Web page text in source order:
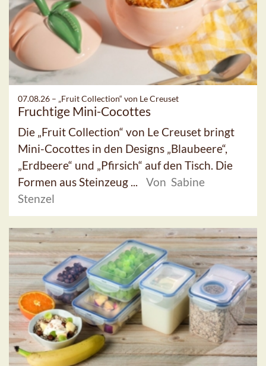
07.08.26 – „Fruit Collection“ von Le Creuset
Fruchtige Mini-Cocottes
Die „Fruit Collection“ von Le Creuset bringt
Mini-Cocottes in den Designs „Blaubeere“,
„Erdbeere“ und „Pfirsich“ auf den Tisch. Die
Formen aus Steinzeug ...
Von Sabine
Stenzel